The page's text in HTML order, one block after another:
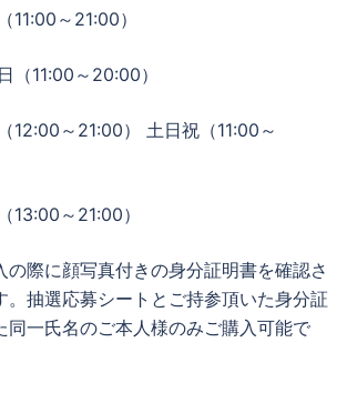
11:00～21:00）
（11:00～20:00）
12:00～21:00） 土日祝（11:00～
13:00～21:00）
の際に顔写真付きの身分証明書を確認さ
。抽選応募シートとご持参頂いた身分証
同一氏名のご本人様のみご購入可能で